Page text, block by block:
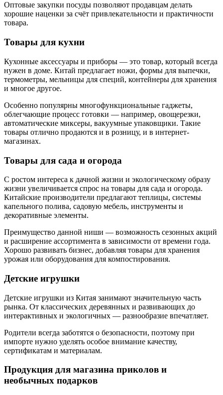
Оптовые закупки посуды позволяют продавцам делать
хорошие наценки за счёт привлекательности и практичности
товара.
Товары для кухни
Кухонные аксессуары и приборы — это товар, который всегда
нужен в доме. Китай предлагает ножи, формы для выпечки,
термометры, мельницы для специй, контейнеры для хранения
и многое другое.
Особенно популярны многофункциональные гаджеты,
облегчающие процесс готовки — например, овощерезки,
автоматические миксеры, вакуумные упаковщики. Такие
товары отлично продаются и в розницу, и в интернет-
магазинах.
Товары для сада и огорода
С ростом интереса к дачной жизни и экологическому образу
жизни увеличивается спрос на товары для сада и огорода.
Китайские производители предлагают теплицы, системы
капельного полива, садовую мебель, инструменты и
декоративные элементы.
Преимущество данной ниши — возможность сезонных акций
и расширение ассортимента в зависимости от времени года.
Хорошо развивать бизнес, добавляя товары для хранения
урожая или оборудования для компостирования.
Детские игрушки
Детские игрушки из Китая занимают значительную часть
рынка. От классических деревянных и развивающих до
интерактивных и экологичных — разнообразие впечатляет.
Родители всегда заботятся о безопасности, поэтому при
импорте нужно уделять особое внимание качеству,
сертификатам и материалам.
Продукция для магазина приколов и
необычных подарков